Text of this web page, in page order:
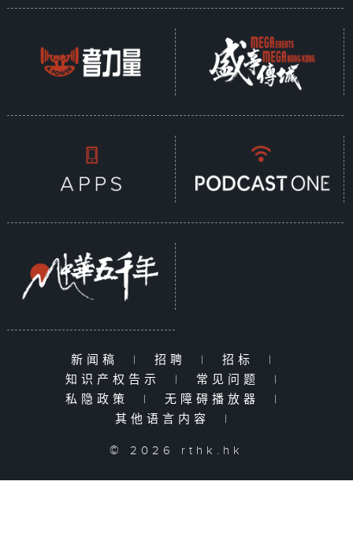
新闻稿 | 招聘 | 招标
|
知识产权告示
| 常见问题
|
私隐政策
| 无障碍播放器
|
其他语言内容
|
© 2026 rthk.hk